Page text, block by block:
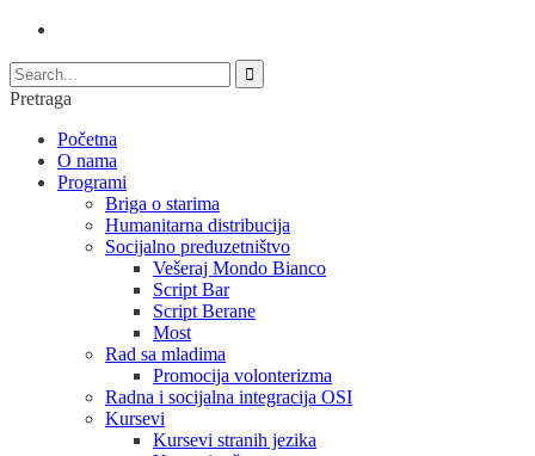
Pretraga
Početna
O nama
Programi
Briga o starima
Humanitarna distribucija
Socijalno preduzetništvo
Vešeraj Mondo Bianco
Script Bar
Script Berane
Most
Rad sa mladima
Promocija volonterizma
Radna i socijalna integracija OSI
Kursevi
Kursevi stranih jezika